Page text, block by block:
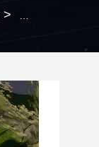
> Sculpturaal